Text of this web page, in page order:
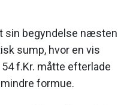
sin begyndelse næsten
sump, hvor en vis
f.Kr. måtte efterlade
formue.